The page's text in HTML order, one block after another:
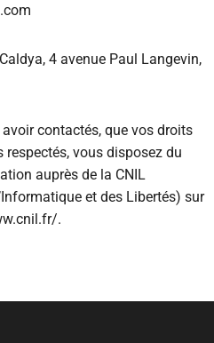
4 avenue Paul Langevin,
contactés, que vos droits
vous disposez du
auprès de la CNIL
et des Libertés) sur
.